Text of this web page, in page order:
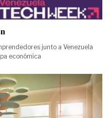
junto a Venezuela
económica